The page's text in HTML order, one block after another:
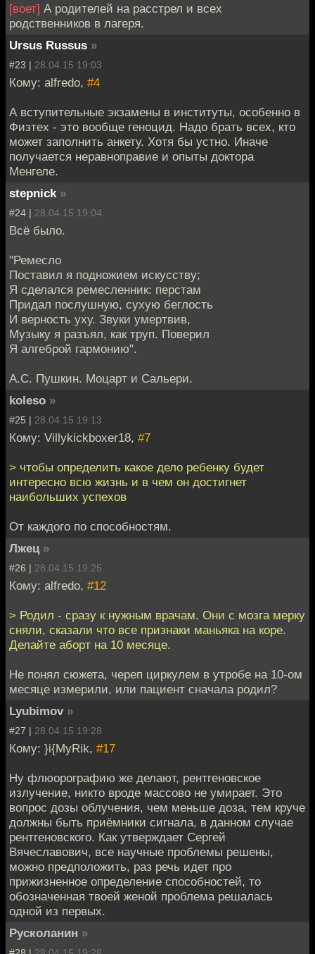
[воет] А родителей на расстрел и всех
родственников в лагеря.
Ursus Russus »
#23 | 28.04.15 19:03
Кому: alfredo, #4
А вступительные экзамены в институты, особенно в
Физтех - это вообще геноцид. Надо брать всех, кто
может заполнить анкету. Хотя бы устно. Иначе
получается неравноправие и опыты доктора
Менгеле.
stepnick »
#24 | 28.04.15 19:04
Всё было.
"Ремесло
Поставил я подножием искусству;
Я сделался ремесленник: перстам
Придал послушную, сухую беглость
И верность уху. Звуки умертвив,
Музыку я разъял, как труп. Поверил
Я алгеброй гармонию".
А.С. Пушкин. Моцарт и Сальери.
koleso »
#25 | 28.04.15 19:13
Кому: Villykickboxer18, #7
> чтобы определить какое дело ребенку будет
интересно всю жизнь и в чем он достигнет
наибольших успехов
От каждого по способностям.
Лжец »
#26 | 28.04.15 19:25
Кому: alfredo, #12
> Родил - сразу к нужным врачам. Они с мозга мерку
сняли, сказали что все признаки маньяка на коре.
Делайте аборт на 10 месяце.
Не понял сюжета, череп циркулем в утробе на 10-ом
месяце измерили, или пациент сначала родил?
Lyubimov »
#27 | 28.04.15 19:28
Кому: }i{MyRik, #17
Ну флюорографию же делают, рентгеновское
излучение, никто вроде массово не умирает. Это
вопрос дозы облучения, чем меньше доза, тем круче
должны быть приёмники сигнала, в данном случае
рентгеновского. Как утверждает Сергей
Вячеславович, все научные проблемы решены,
можно предположить, раз речь идет про
прижизненное определение способностей, то
обозначенная твоей женой проблема решалась
одной из первых.
Русколанин »